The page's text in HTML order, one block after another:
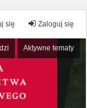
Zaloguj się
się
Aktywne tematy